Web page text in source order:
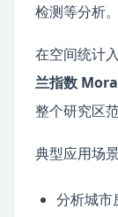
检测等分析。
在空间统计
兰指数
整个研究区
典型应用场
分析城市